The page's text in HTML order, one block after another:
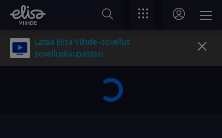
Lataa Elisa Viihde -sovellus
sovelluskaupastasi